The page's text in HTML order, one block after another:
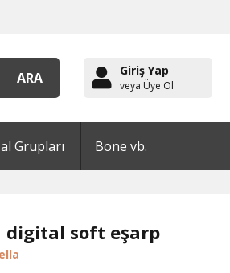
Giriş Yap
veya Üye Ol
Grupları Bone vb.
digital soft eşarp